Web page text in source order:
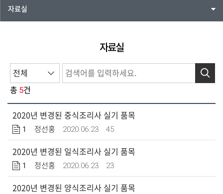
자료실
자료실
총 5건
2020년 변경된 중식조리사 실기 품목
1 정선홍 2020.06.23 45
2020년 변경된 일식조리사 실기 품목
1 정선홍 2020.06.23 23
2020년 변경된 양식조리사 실기 품목